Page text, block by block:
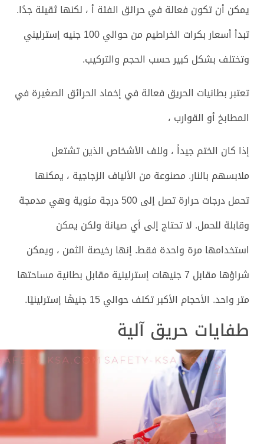
يمكن أن تكون فعالة في حرائق الفئة أ ، لكنها ثقيلة جدًا.
تبدأ أسعار بكرات الخراطيم من حوالي 100 جنيه إسترليني
وتختلف بشكل كبير حسب الحجم والتركيب.
تعتبر بطانيات الحريق فعالة في إخماد الحرائق الصغيرة في
المطابخ أو القوارب ،
إذا كان الختم جيداً ، وللف الأشخاص الذين تشتعل
ملابسهم بالنار. مصنوعة من الألياف الزجاجية ، يمكنها
تحمل درجات حرارة تصل إلى 500 درجة مئوية وهي مدمجة
وقابلة للحمل. لا تحتاج إلى أي صيانة ولكن يمكن
استخدامها مرة واحدة فقط. إنها رخيصة الثمن ، ويمكن
شراؤها مقابل 7 جنيهات إسترلينية مقابل بطانية مساحتها
متر واحد. الأحجام الأكبر تكلف حوالي 15 جنيهًا إسترلينيًا.
طفايات حريق آلية